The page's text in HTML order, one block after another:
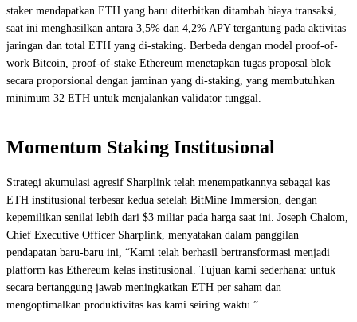
staker mendapatkan ETH yang baru diterbitkan ditambah biaya transaksi,
saat ini menghasilkan antara 3,5% dan 4,2% APY tergantung pada aktivitas
jaringan dan total ETH yang di-staking. Berbeda dengan model proof-of-
work Bitcoin, proof-of-stake Ethereum menetapkan tugas proposal blok
secara proporsional dengan jaminan yang di-staking, yang membutuhkan
minimum 32 ETH untuk menjalankan validator tunggal.
Momentum Staking Institusional
Strategi akumulasi agresif Sharplink telah menempatkannya sebagai kas
ETH institusional terbesar kedua setelah BitMine Immersion, dengan
kepemilikan senilai lebih dari $3 miliar pada harga saat ini. Joseph Chalom,
Chief Executive Officer Sharplink, menyatakan dalam panggilan
pendapatan baru-baru ini, “Kami telah berhasil bertransformasi menjadi
platform kas Ethereum kelas institusional. Tujuan kami sederhana: untuk
secara bertanggung jawab meningkatkan ETH per saham dan
mengoptimalkan produktivitas kas kami seiring waktu.”